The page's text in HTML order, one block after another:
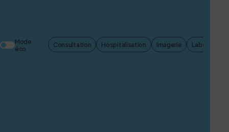
Mode
éco
Consultation Hospitalisation Imagerie Laboratoire